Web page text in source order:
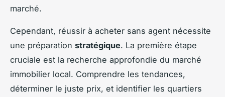
marché.
Cependant, réussir à acheter sans agent nécessite
une préparation stratégique. La première étape
cruciale est la recherche approfondie du marché
immobilier local. Comprendre les tendances,
déterminer le juste prix, et identifier les quartiers